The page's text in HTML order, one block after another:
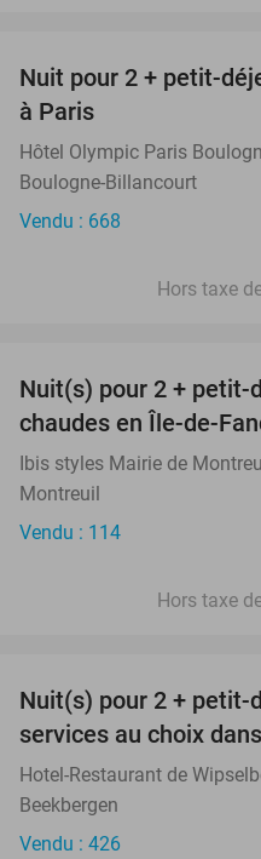
Nuit pour 2 + petit-
à Paris
Hôtel Olympic Paris
Boulogne-Billancourt
Vendu : 668
Hors taxe
Nuit(s) pour 2 + petit-
chaudes en Île-de-
Ibis styles Mairie de
Montreuil
Vendu : 114
Hors taxe
Nuit(s) pour 2 + petit-
services au choix
Hotel-Restaurant de
Beekbergen
Vendu : 426